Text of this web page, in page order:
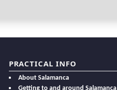
PRACTICAL INFO
About Salamanca
Getting to and around Salamanca